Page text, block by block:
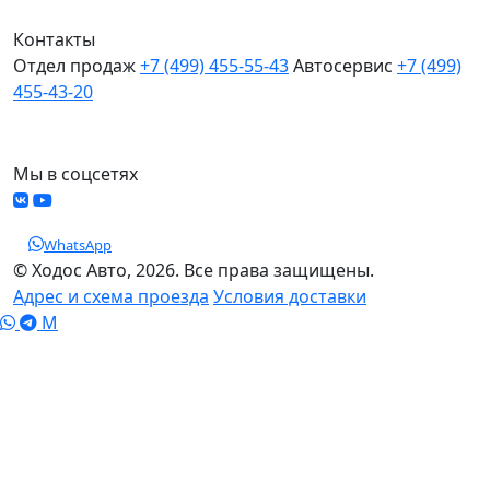
Контакты
Отдел продаж+7 (499) 455-55-43Автосервис +7 (499)
455-43-20
Мы в соцсетях
WhatsApp
© Ходос Авто, 2026. Все права защищены.
Адрес и схема проезда Условия доставки
M